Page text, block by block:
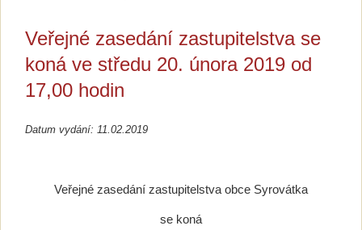
Veřejné zasedání zastupitelstva se
koná ve středu 20. února 2019 od
17,00 hodin
Datum vydání: 11.02.2019
Veřejné zasedání zastupitelstva obce Syrovátka
se koná